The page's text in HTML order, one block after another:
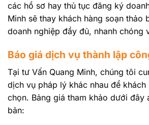
các hồ sơ hay thủ tục đăng ký
Minh sẽ thay khách hàng soạn thảo
doanh nghiệp đầy đủ, nhanh chóng
Báo giá dịch vụ thành lập
Tại tư Vấn Quang Minh, chúng tôi
dịch vụ pháp lý khác nhau để khách
chọn. Bảng giá tham khảo dưới đây
bản: